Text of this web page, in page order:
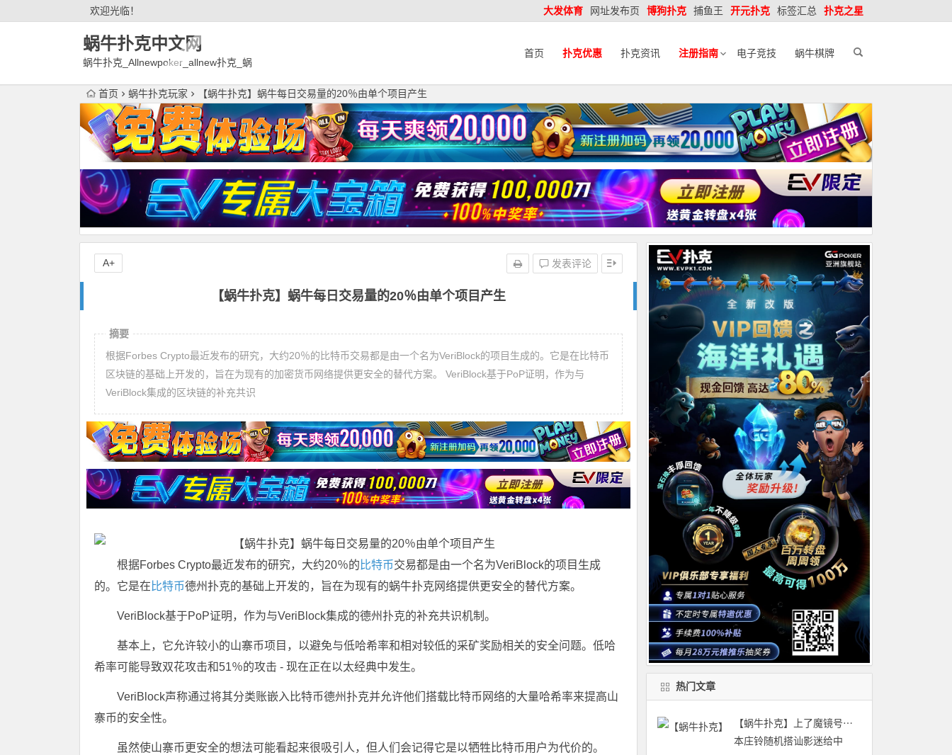
欢迎光临！ 大发体育 网址发布页 博狗扑克 捕鱼王 开元扑克 标签汇总 扑克之星
蜗牛扑克中文网
蜗牛扑克_Allnewpoker_allnew扑克_蜗
首页 扑克优惠 扑克资讯 注册指南 电子竞技 蜗牛棋牌
首页 蜗牛扑克玩家 【蜗牛扑克】蜗牛每日交易量的20％由单个项目产生
【蜗牛扑克】蜗牛每日交易量的20％由单个项目产生
发表评论
A+
摘要
根据Forbes Crypto最近发布的研究，大约20％的比特币交易都是由一个名为VeriBlock的项目生成的。它是在比特币
区块链的基础上开发的，旨在为现有的加密货币网络提供更安全的替代方案。 VeriBlock基于PoP证明，作为与
VeriBlock集成的区块链的补充共识
根据Forbes Crypto最近发布的研究，大约20％的 比特币交易都是由一个名为VeriBlock的项目生成
的。它是在 比特币德州扑克的基础上开发的，旨在为现有的蜗牛扑克网络提供更安全的替代方案。
VeriBlock基于PoP证明，作为与VeriBlock集成的德州扑克的补充共识机制。
基本上，它允许较小的山寨币项目，以避免与低哈希率和相对较低的采矿奖励相关的安全问题。低哈
希率可能导致双花攻击和51％的攻击 - 现在正在以太经典中发生。
VeriBlock声称通过将其分类账嵌入比特币德州扑克并允许他们搭载比特币网络的大量哈希率来提高山
寨币的安全性。
虽然使山寨币更安全的想法可能看起来很吸引人，但人们会记得它是以牺牲比特币用户为代价的。
热门文章
【蜗牛扑克】上了魔镜号⋯
本庄铃随机搭讪影迷给中